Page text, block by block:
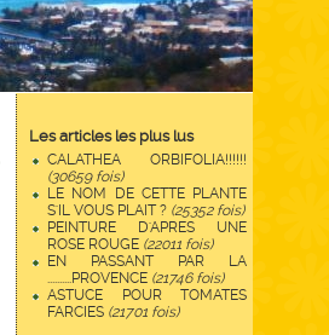
Les articles les plus lus
CALATHEA ORBIFOLIA!!!!!!
(30659 fois)
LE NOM DE CETTE PLANTE
S'IL VOUS PLAIT ? (25352 fois)
PEINTURE D'APRES UNE
ROSE ROUGE (22011 fois)
EN PASSANT PAR LA
..........PROVENCE (21746 fois)
ASTUCE POUR TOMATES
FARCIES (21701 fois)